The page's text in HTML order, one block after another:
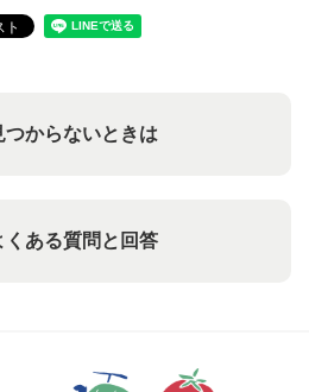
つからないときは
くある質問と回答